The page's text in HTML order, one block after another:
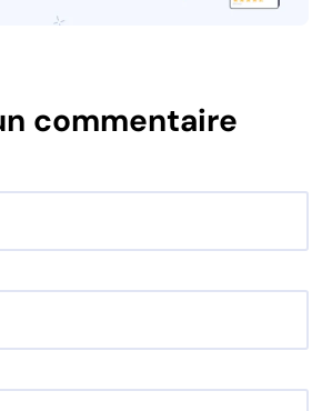
commentaire